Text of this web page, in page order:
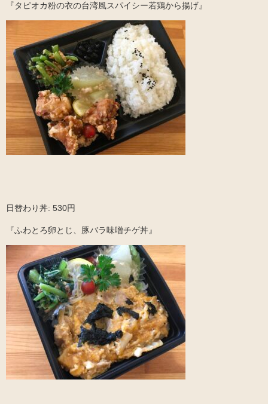
『タピオカ粉の衣の台湾風スパイシー若鶏から揚げ』
日替わり丼: 530円
『ふわとろ卵とじ、豚バラ味噌チゲ丼』